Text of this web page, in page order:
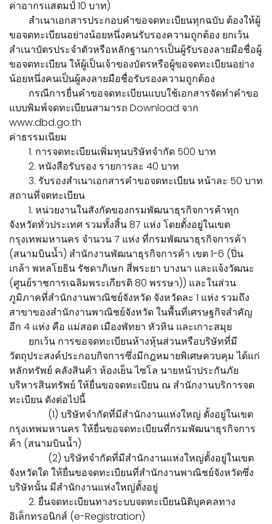
ค่าอากรแสตมป์ 10 บาท)
สำเนาเอกสารประกอบคำขอจดทะเบียนทุกฉบับ ต้องให้ผู้
ขอจดทะเบียนอย่างน้อยหนึ่งคนรับรองความถูกต้อง ยกเว้น
สำเนาบัตรประจำตัวหรือหลักฐานการเป็นผู้รับรองลายมือชื่อผู้
ขอจดทะเบียน ให้ผู้เป็นเจ้าของบัตรหรือผู้ขอจดทะเบียนอย่าง
น้อยหนึ่งคนเป็นผู้ลงลายมือชื่อรับรองความถูกต้อง
กรณีการยื่นคำขอจดทะเบียนแบบใช้เอกสารจัดทำคำขอ
แบบพิมพ์จดทะเบียนสามารถ Download จาก
www.dbd.go.th
ค่าธรรมเนียม
1. การจดทะเบียนเพิ่มทุนบริษัทจำกัด 500 บาท
2. หนังสือรับรอง รายการละ 40 บาท
3. รับรองสำเนาเอกสารคำขอจดทะเบียน หน้าละ 50 บาท
สถานที่จดทะเบียน
1. หน่วยงานในสังกัดของกรมพัฒนาธุรกิจการค้าทุก
จังหวัดทั่วประเทศ รวมทั้งสิ้น 87 แห่ง โดยตั้งอยู่ในเขต
กรุงเทพมหานคร จำนวน 7 แห่ง ที่กรมพัฒนาธุรกิจการค้า
(สนามบินน้ำ) สำนักงานพัฒนาธุรกิจการค้า เขต 1-6 (ปิ่น
เกล้า พหลโยธิน รัชดาภิเษก สี่พระยา บางนา และแจ้งวัฒนะ
(ศูนย์ราชการเฉลิมพระเกียรติ 80 พรรษา)) และในส่วน
ภูมิภาคที่สำนักงานพาณิชย์จังหวัด จังหวัดละ 1 แห่ง รวมถึง
สาขาของสำนักงานพาณิชย์จังหวัด ในพื้นที่เศรษฐกิจสำคัญ
อีก 4 แห่ง คือ แม่สอด เมืองพัทยา หัวหิน และเกาะสมุย
ยกเว้น การขอจดทะเบียนห้างหุ้นส่วนหรือบริษัทที่มี
วัตถุประสงค์ประกอบกิจการซึ่งมีกฎหมายพิเศษควบคุม ได้แก่
หลักทรัพย์ คลังสินค้า ห้องเย็น ไซโล นายหน้าประกันภัย
บริหารสินทรัพย์ ให้ยื่นขอจดทะเบียน ณ สำนักงานบริการจด
ทะเบียน ดังต่อไปนี้
(1) บริษัทจำกัดที่มีสำนักงานแห่งใหญ่ ตั้งอยู่ในเขต
กรุงเทพมหานคร ให้ยื่นขอจดทะเบียนที่กรมพัฒนาธุรกิจการ
ค้า (สนามบินน้ำ)
(2) บริษัทจำกัดที่มีสำนักงานแห่งใหญ่ตั้งอยู่ในเขต
จังหวัดใด ให้ยื่นขอจดทะเบียนที่สำนักงานพาณิชย์จังหวัดซึ่ง
บริษัทนั้น มีสำนักงานแห่งใหญ่ตั้งอยู่
2. ยื่นจดทะเบียนทางระบบจดทะเบียนนิติบุคคลทาง
อิเล็กทรอนิกส์ (e-Registration)